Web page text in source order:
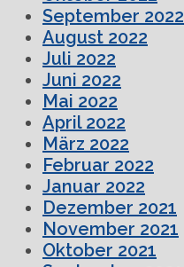
September 2022
August 2022
Juli 2022
Juni 2022
Mai 2022
April 2022
März 2022
Februar 2022
Januar 2022
Dezember 2021
November 2021
Oktober 2021